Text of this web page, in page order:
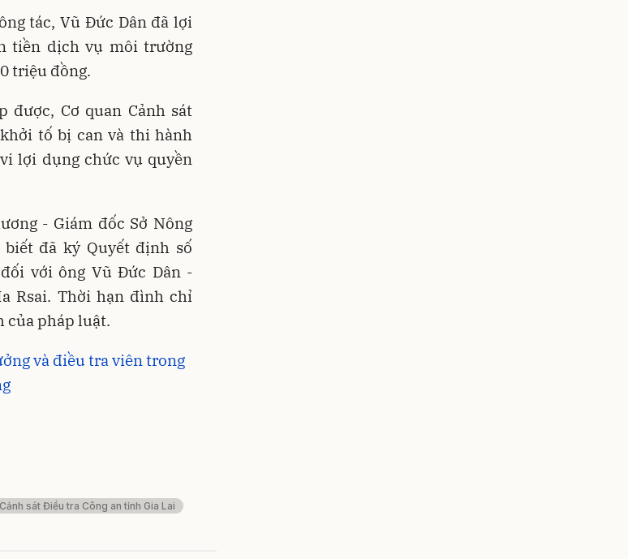
tác, Vũ Đức Dân đã lợi
tiền dịch vụ môi trường
triệu đồng.
được, Cơ quan Cảnh sát
tố bị can và thi hành
lợi dụng chức vụ quyền
- Giám đốc Sở Nông
đã ký Quyết định số
với ông Vũ Đức Dân -
Rsai. Thời hạn đình chỉ
của pháp luật.
và điều tra viên trong
sát Điều tra Công an tỉnh Gia Lai